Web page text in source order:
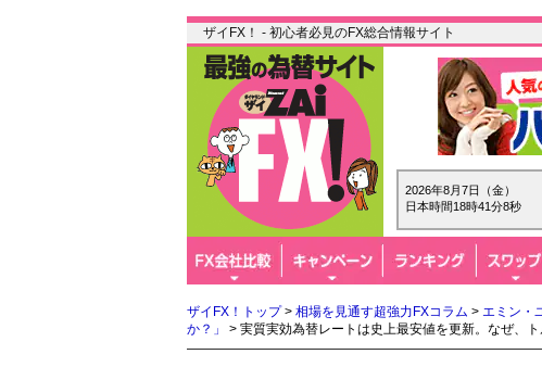
ザイFX！ - 初心者必見のFX総合情報サイト
2026年8月7日（金）
日本時間18時41分9秒
ザイFX！トップ> 相場を見通す超強力FXコラム > エミン・
か？」
> 実質実効為替レートは史上最安値を更新。なぜ、